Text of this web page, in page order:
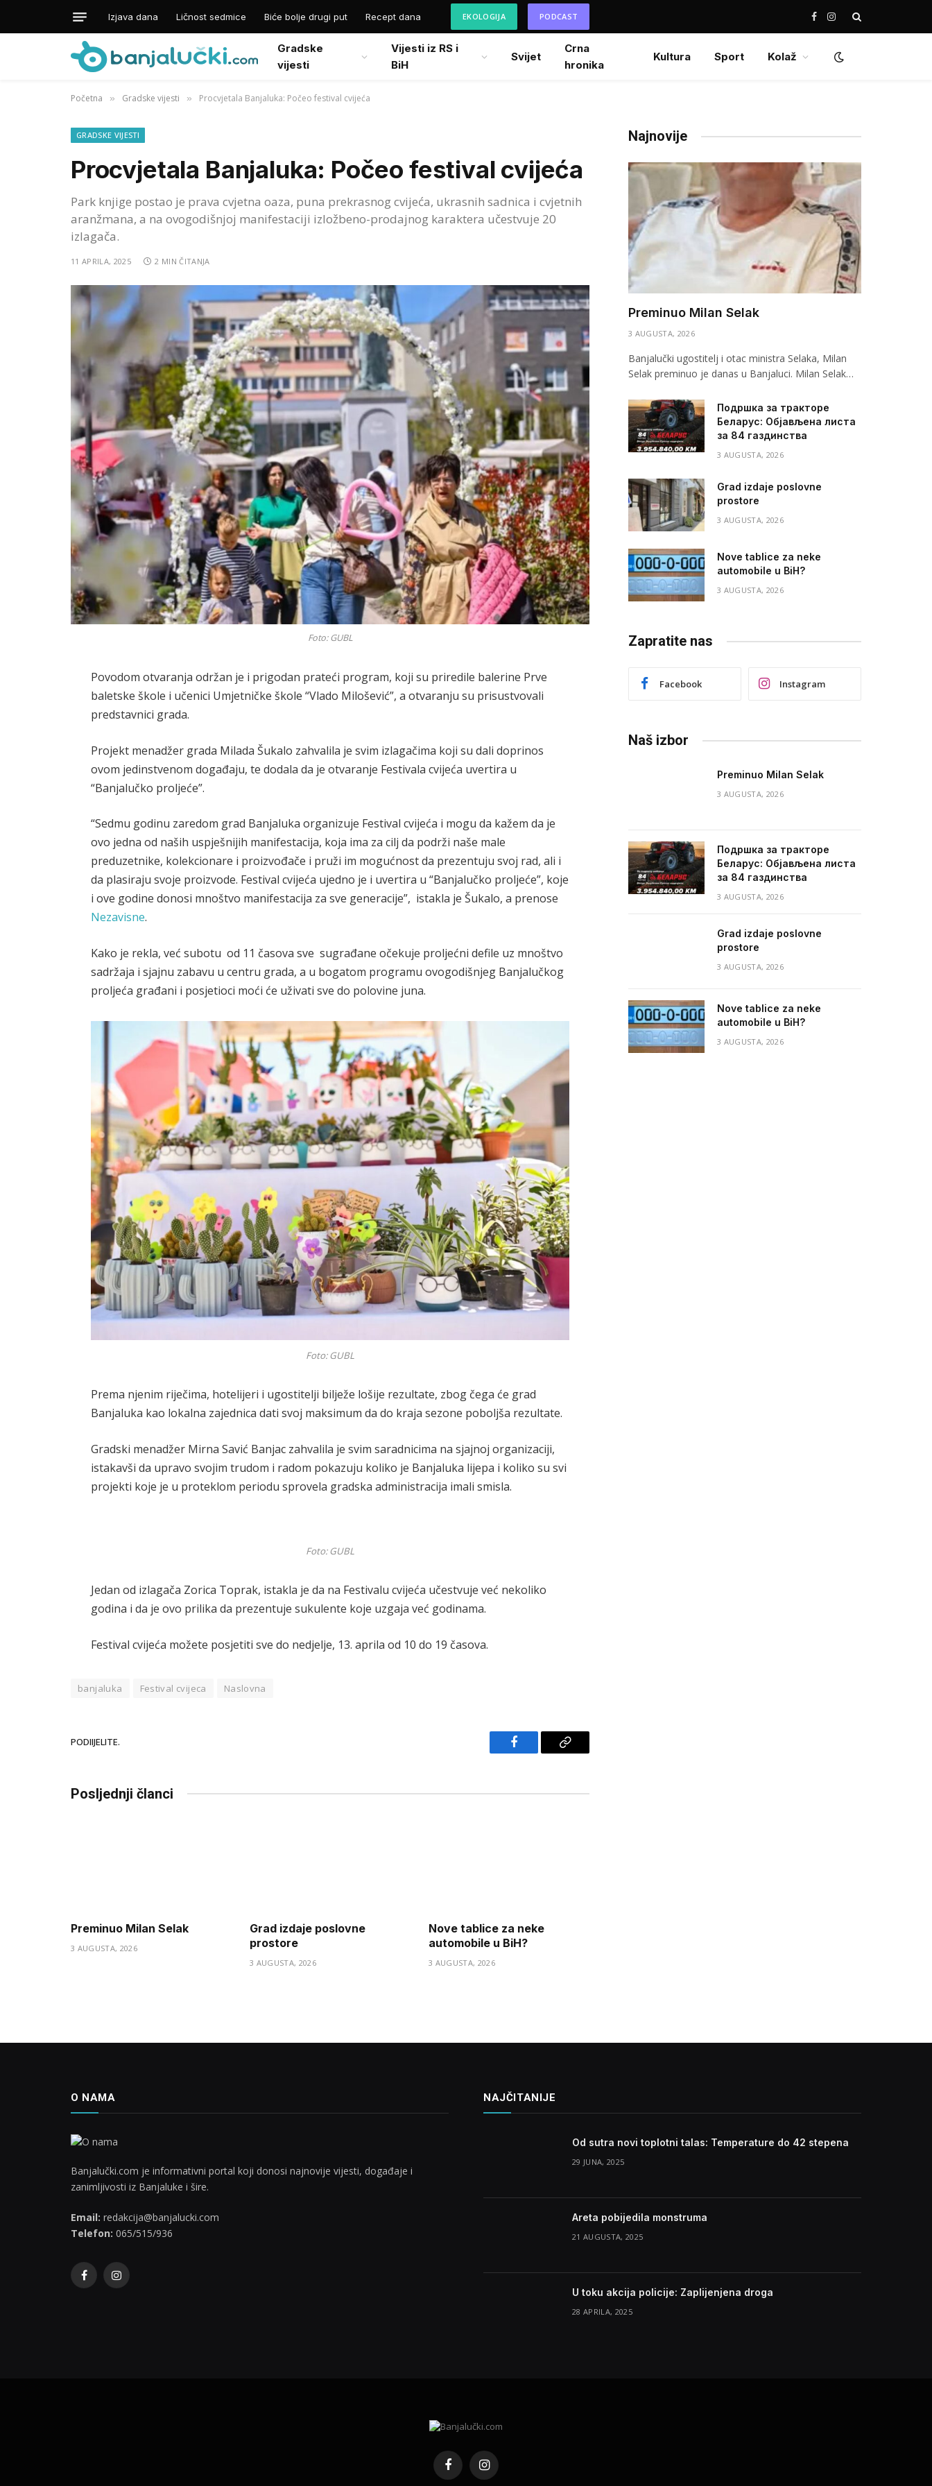
Izjava dana Ličnost sedmice Biće bolje drugi put Recept dana EKOLOGIJA PODCAST Facebook
Instagram
Gradske
vijesti
Vijesti iz RS i
BiH
Svijet
Crna
hronika
Kultura Sport Kolaž
Početna » Gradske vijesti » Procvjetala Banjaluka: Počeo festival cvijeća
GRADSKE VIJESTI
Procvjetala Banjaluka: Počeo festival cvijeća
Park knjige postao je prava cvjetna oaza, puna prekrasnog cvijeća, ukrasnih sadnica i cvjetnih
aranžmana, a na ovogodišnjoj manifestaciji izložbeno-prodajnog karaktera učestvuje 20
izlagača.
11 APRILA, 2025 2 MIN ČITANJA
Foto: GUBL
Povodom otvaranja održan je i prigodan prateći program, koji su priredile balerine Prve
baletske škole i učenici Umjetničke škole “Vlado Milošević”, a otvaranju su prisustvovali
predstavnici grada.
Projekt menadžer grada Milada Šukalo zahvalila je svim izlagačima koji su dali doprinos
ovom jedinstvenom događaju, te dodala da je otvaranje Festivala cvijeća uvertira u
“Banjalučko proljeće”.
“Sedmu godinu zaredom grad Banjaluka organizuje Festival cvijeća i mogu da kažem da je
ovo jedna od naših uspješnijih manifestacija, koja ima za cilj da podrži naše male
preduzetnike, kolekcionare i proizvođače i pruži im mogućnost da prezentuju svoj rad, ali i
da plasiraju svoje proizvode. Festival cvijeća ujedno je i uvertira u “Banjalučko proljeće”, koje
i ove godine donosi mnoštvo manifestacija za sve generacije”, istakla je Šukalo, a prenose
Nezavisne.
Kako je rekla, već subotu od 11 časova sve sugrađane očekuje proljećni defile uz mnoštvo
sadržaja i sjajnu zabavu u centru grada, a u bogatom programu ovogodišnjeg Banjalučkog
proljeća građani i posjetioci moći će uživati sve do polovine juna.
Foto: GUBL
Prema njenim riječima, hotelijeri i ugostitelji bilježe lošije rezultate, zbog čega će grad
Banjaluka kao lokalna zajednica dati svoj maksimum da do kraja sezone poboljša rezultate.
Gradski menadžer Mirna Savić Banjac zahvalila je svim saradnicima na sjajnoj organizaciji,
istakavši da upravo svojim trudom i radom pokazuju koliko je Banjaluka lijepa i koliko su svi
projekti koje je u proteklom periodu sprovela gradska administracija imali smisla.
Foto: GUBL
Jedan od izlagača Zorica Toprak, istakla je da na Festivalu cvijeća učestvuje već nekoliko
godina i da je ovo prilika da prezentuje sukulente koje uzgaja već godinama.
Festival cvijeća možete posjetiti sve do nedjelje, 13. aprila od 10 do 19 časova.
banjaluka Festival cvijeca Naslovna
PODIIJELITE.
Facebook Copy
Posljednji članci
Preminuo Milan Selak
3 AUGUSTA, 2026
Grad izdaje poslovne
prostore
3 AUGUSTA, 2026
Nove tablice za neke
automobile u BiH?
3 AUGUSTA, 2026
Najnovije
Preminuo Milan Selak
3 AUGUSTA, 2026
Banjalučki ugostitelj i otac ministra Selaka, Milan
Selak preminuo je danas u Banjaluci. Milan Selak…
Подршка за тракторе
Беларус: Објављена листа
за 84 газдинства
3 AUGUSTA, 2026
Grad izdaje poslovne
prostore
3 AUGUSTA, 2026
Nove tablice za neke
automobile u BiH?
3 AUGUSTA, 2026
Zapratite nas
Facebook Instagram
Naš izbor
Preminuo Milan Selak
3 AUGUSTA, 2026
Подршка за тракторе
Беларус: Објављена листа
за 84 газдинства
3 AUGUSTA, 2026
Grad izdaje poslovne
prostore
3 AUGUSTA, 2026
Nove tablice za neke
automobile u BiH?
3 AUGUSTA, 2026
O NAMA
Banjalučki.com je informativni portal koji donosi najnovije vijesti, događaje i
zanimljivosti iz Banjaluke i šire.
Email: redakcija@banjalucki.com
Telefon: 065/515/936
FacebookInstagram
NAJČITANIJE
Od sutra novi toplotni talas: Temperature do 42 stepena
29 JUNA, 2025
Areta pobijedila monstruma
21 AUGUSTA, 2025
U toku akcija policije: Zaplijenjena droga
28 APRILA, 2025
FacebookInstagram